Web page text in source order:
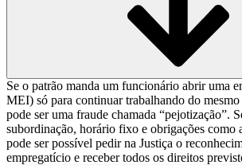
Se o patrão manda um funcionário abrir uma
MEI) só para continuar trabalhando do
pode ser uma fraude chamada “pejotização”.
subordinação, horário fixo e obrigações como
pode ser possível pedir na Justiça o
empregatício e receber todos os direitos